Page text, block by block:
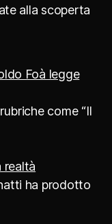
alla scoperta
Foà legge
come “Il
realtà
ha prodotto